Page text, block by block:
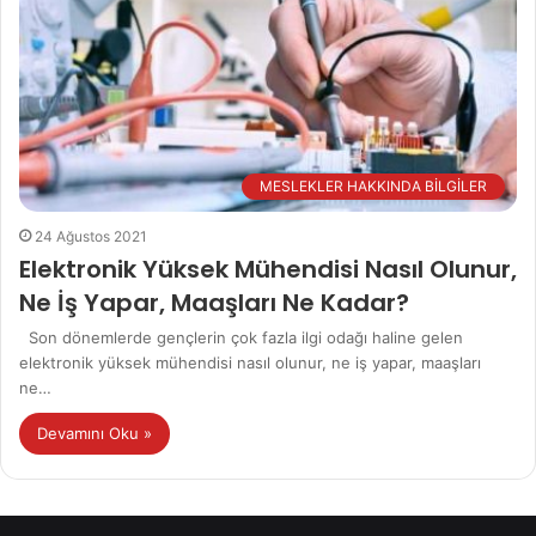
MESLEKLER HAKKINDA BİLGİLER
24 Ağustos 2021
Elektronik Yüksek Mühendisi Nasıl Olunur,
Ne İş Yapar, Maaşları Ne Kadar?
Son dönemlerde gençlerin çok fazla ilgi odağı haline gelen
elektronik yüksek mühendisi nasıl olunur, ne iş yapar, maaşları
ne…
Devamını Oku »